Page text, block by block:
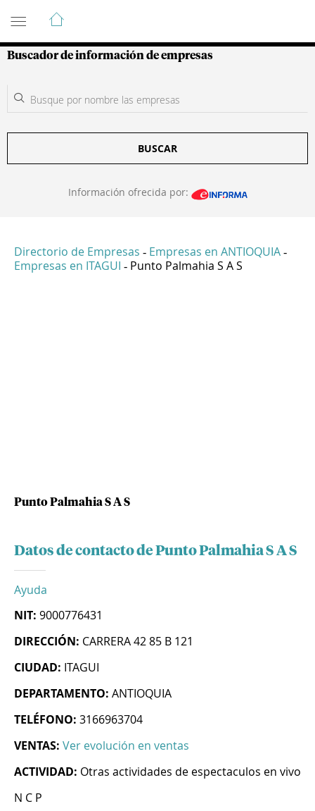
Guía de Empresas Colombianas
Buscador de información de empresas
BUSCAR
Información ofrecida por:
Directorio de Empresas - Empresas en ANTIOQUIA -
Empresas en ITAGUI - Punto Palmahia S A S
Punto Palmahia S A S
Datos de contacto de Punto Palmahia S A S
Ayuda
NIT: 9000776431
DIRECCIÓN: CARRERA 42 85 B 121
CIUDAD: ITAGUI
DEPARTAMENTO: ANTIOQUIA
TELÉFONO: 3166963704
VENTAS: Ver evolución en ventas
ACTIVIDAD: Otras actividades de espectaculos en vivo
N C P